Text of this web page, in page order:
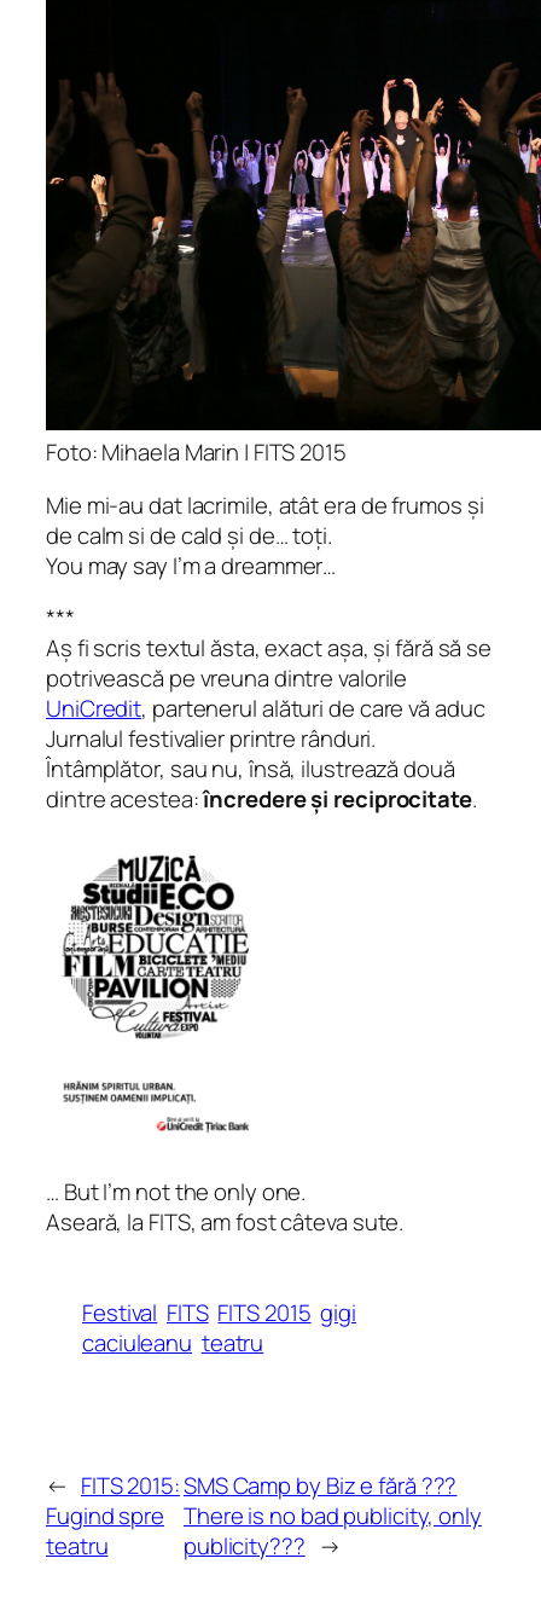
Foto: Mihaela Marin | FITS 2015
Mie mi-au dat lacrimile, atât era de frumos și
de calm si de cald și de… toți.
You may say I’m a dreammer…
***
Aș fi scris textul ăsta, exact așa, și fără să se
potrivească pe vreuna dintre valorile
UniCredit, partenerul alături de care vă aduc
Jurnalul festivalier printre rânduri.
Întâmplător, sau nu, însă, ilustrează două
dintre acestea:încredere și reciprocitate.
… But I’m not the only one.
Aseară, la FITS, am fost câteva sute.
Festival FITS FITS 2015 gigi
caciuleanu teatru
← FITS 2015:
Fugind spre
teatru
SMS Camp by Biz e fără ???
There is no bad publicity, only
publicity??? →